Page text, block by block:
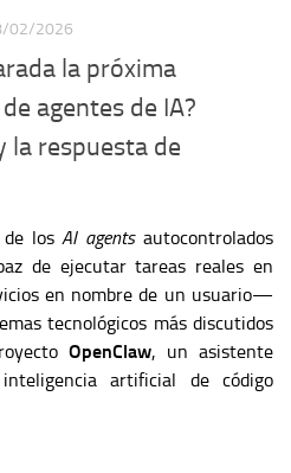
02/2026
la próxima
agentes de IA?
la respuesta de
de losAI agentsautocontrolados
de ejecutar tareas reales en
en nombre de un usuario—
tecnológicos más discutidos
OpenClaw, un asistente
artificial de código